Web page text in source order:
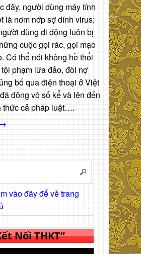
đây, người dùng máy tính
là nơm nớp sợ dính virus;
dùng di động luôn bị
cuộc gọi rác, gọi mạo
Có thể nói không hề thổi
phạm lừa đảo, đòi nợ
bố qua điện thoại ở Việt
đông vô số kể và lên đến
thức cả pháp luật….
vào đây để về trang
Nối THKT”